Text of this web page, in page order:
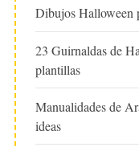
Dibujos Halloween
23 Guirnaldas de
plantillas
Manualidades de
ideas